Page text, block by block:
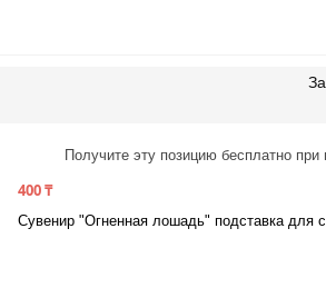
Получите эту позицию бесплатно
400 ₸
Сувенир "Огненная лошадь" подставка для